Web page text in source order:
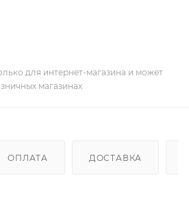
для интернет-магазина и может
магазинах
ОПЛАТА ДОСТАВКА